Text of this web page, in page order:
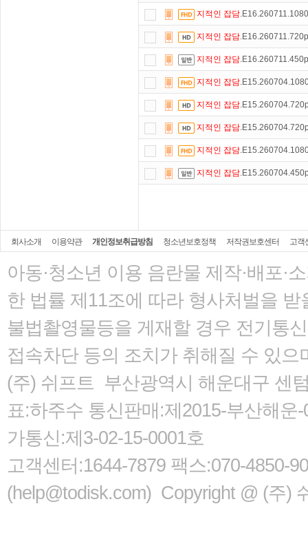
지적인 잡담
지적인 잡담
지적인 잡담
지적인 잡담
지적인 잡담
지적인 잡담
지적인 잡담
지적인 잡담
회사소개 이용약관 개인정보취급방침 청소년보호정책 저작권보호센터 고객
아동·청소년 이용 음란물 제작·배포·
한 법률 제11조에 따라 형사처벌을 받
불법촬영물등을 게재할 경우 전기통
접속차단 등의 조치가 취해질 수 있으
(주) 쉬프트 부산광역시 해운대구 센
표:하주수 통신판매:제2015-부산해
가통신:제3-02-15-0001호
고객센터:1644-7879 팩스:070-4850-
(help@todisk.com) Copyright @ (주)